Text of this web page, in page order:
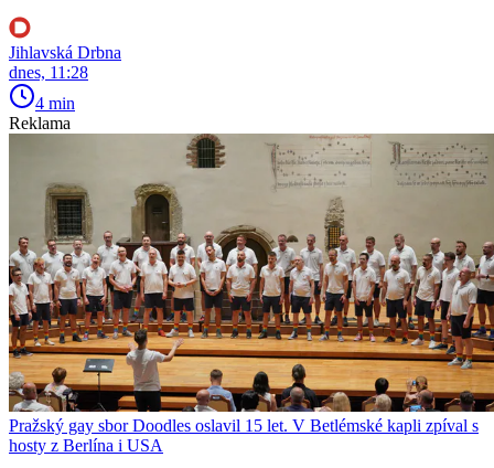
Jihlavská Drbna
dnes, 11:28
4 min
Reklama
Pražský gay sbor Doodles oslavil 15 let. V Betlémské kapli zpíval s
hosty z Berlína i USA